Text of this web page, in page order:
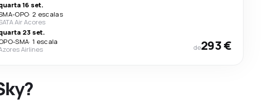
16 set.
-OPO· 2 escalas
Air Acores
23 set.
-SMA· 1 escala
Airlines
de293 €